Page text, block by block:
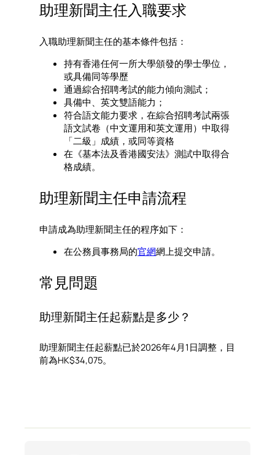
助理新聞主任入職要求
入職助理新聞主任的基本條件包括：
持有香港任何一所大學頒發的學士學位，
或具備同等學歷
通過綜合招聘考試的能力傾向測試；
具備中、英文雙語能力；
符合語文能力要求，在綜合招聘考試兩張
語文試卷（中文運用和英文運用）中取得
「二級」成績，或同等資格
在《基本法及香港國安法》測試中取得合
格成績。
助理新聞主任申請流程
申請成為助理新聞主任的程序如下：
在公務員事務局的官網網上提交申請。
常見問題
助理新聞主任起薪點是多少？
助理新聞主任起薪點已於2026年4月1日調整，目
前為HK$34,075。